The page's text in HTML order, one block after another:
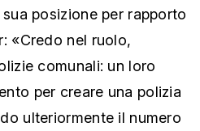
posizione per rapporto
«Credo nel ruolo,
comunali: un loro
per creare una polizia
ulteriormente il numero